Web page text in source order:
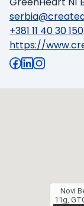
+381 11 40 30 150
https://
Novi
11g,